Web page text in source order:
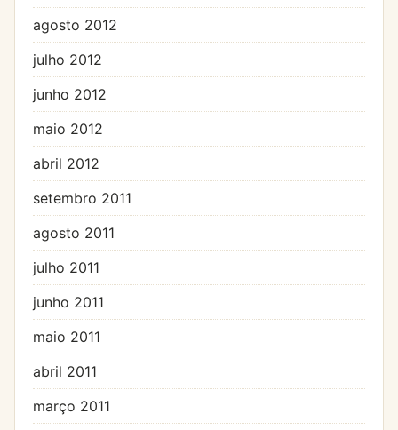
agosto 2012
julho 2012
junho 2012
maio 2012
abril 2012
setembro 2011
agosto 2011
julho 2011
junho 2011
maio 2011
abril 2011
março 2011